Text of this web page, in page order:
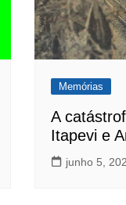
Memórias
A
Itapevi e
junho 5,